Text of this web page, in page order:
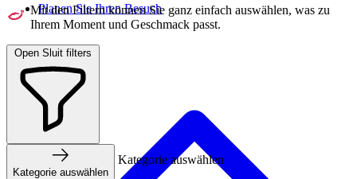
Planen Sie Ihren Besuch
Mit den Filtern können Sie ganz einfach auswählen, was zu
Ihrem Moment und Geschmack passt.
Open Sluit filters
Kategorie auswählen
Kategorie auswählen